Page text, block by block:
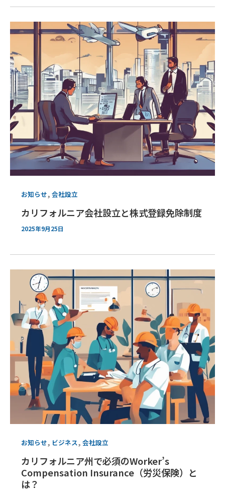
お知らせ, 会社設立
カリフォルニア会社設立と株式登録免除制度
2025年9月25日
お知らせ, ビジネス, 会社設立
カリフォルニア州で必須のWorker’s
Compensation Insurance（労災保険）と
は？